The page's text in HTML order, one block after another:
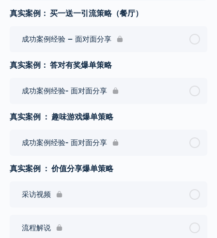
真实案例： 买一送一引流策略（餐厅）
成功案例经验 – 面对面分享
真实案例： 答对有奖爆单策略
成功案例经验- 面对面分享
真实案例 ： 趣味游戏爆单策略
成功案例经验- 面对面分享
真实案例 ： 价值分享爆单策略
采访视频
流程解说